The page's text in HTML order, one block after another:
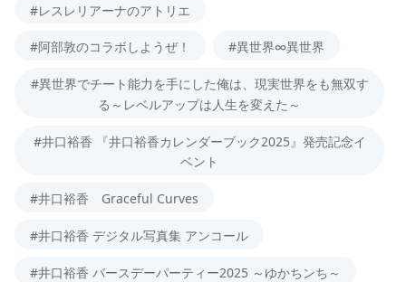
#レスレリアーナのアトリエ
#阿部敦のコラボしようぜ！ #異世界∞異世界
#異世界でチート能力を手にした俺は、現実世界をも無双す
る～レベルアップは人生を変えた～
#井口裕香 『井口裕香カレンダーブック2025』発売記念イ
ベント
#井口裕香 Graceful Curves
#井口裕香 デジタル写真集 アンコール
#井口裕香 バースデーパーティー2025 ～ゆかちンち～